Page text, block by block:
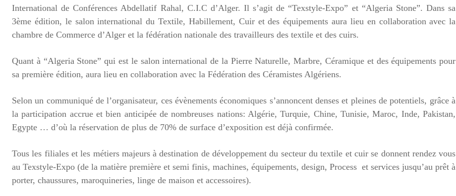
International de Conférences Abdellatif Rahal, C.I.C d’Alger. Il s’agit de “Texstyle-Expo” et “Algeria Stone”. Dans sa
3ème édition, le salon international du Textile, Habillement, Cuir et des équipements aura lieu en collaboration avec la
chambre de Commerce d’Alger et la fédération nationale des travailleurs des textile et des cuirs.
Quant à “Algeria Stone” qui est le salon international de la Pierre Naturelle, Marbre, Céramique et des équipements pour
sa première édition, aura lieu en collaboration avec la Fédération des Céramistes Algériens.
Selon un communiqué de l’organisateur, ces évènements économiques s’annoncent denses et pleines de potentiels, grâce à
la participation accrue et bien anticipée de nombreuses nations: Algérie, Turquie, Chine, Tunisie, Maroc, Inde, Pakistan,
Egypte … d’où la réservation de plus de 70% de surface d’exposition est déjà confirmée.
Tous les filiales et les métiers majeurs à destination de développement du secteur du textile et cuir se donnent rendez vous
au Texstyle-Expo (de la matière première et semi finis, machines, équipements, design, Process et services jusqu’au prêt à
porter, chaussures, maroquineries, linge de maison et accessoires).